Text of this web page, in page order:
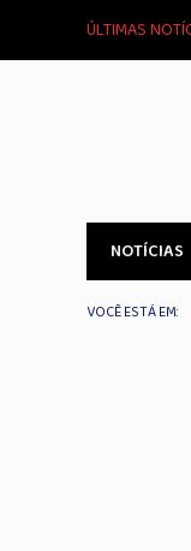
ÚLTIMAS
NOTÍCIAS
VOCÊ ESTÁ EM: